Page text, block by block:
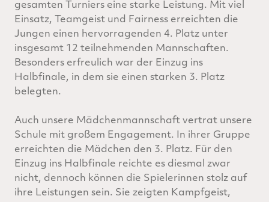
gesamten Turniers eine starke Leistung. Mit viel
Einsatz, Teamgeist und Fairness erreichten die
Jungen einen hervorragenden 4. Platz unter
insgesamt 12 teilnehmenden Mannschaften.
Besonders erfreulich war der Einzug ins
Halbfinale, in dem sie einen starken 3. Platz
belegten.
Auch unsere Mädchenmannschaft vertrat unsere
Schule mit großem Engagement. In ihrer Gruppe
erreichten die Mädchen den 3. Platz. Für den
Einzug ins Halbfinale reichte es diesmal zwar
nicht, dennoch können die Spielerinnen stolz auf
ihre Leistungen sein. Sie zeigten Kampfgeist,